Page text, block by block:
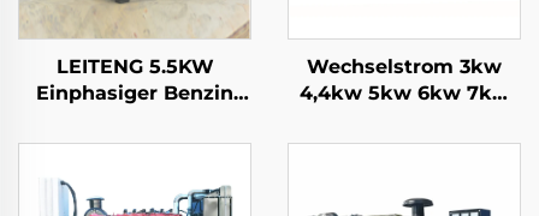
LEITENG 5.5KW
Einphasiger Benzin
Hubraum 50Hz/60Hz
Nennleistung 380V
Wechselstrom 3kw
4,4kw 5kw 6kw 7kw
Luftkühlter